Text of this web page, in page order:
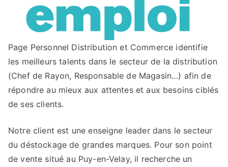
Page Personnel Distribution et Commerce identifie
les meilleurs talents dans le secteur de la distribution
(Chef de Rayon, Responsable de Magasin…) afin de
répondre au mieux aux attentes et aux besoins ciblés
de ses clients.
Notre client est une enseigne leader dans le secteur
du déstockage de grandes marques. Pour son point
de vente situé au Puy-en-Velay, il recherche un